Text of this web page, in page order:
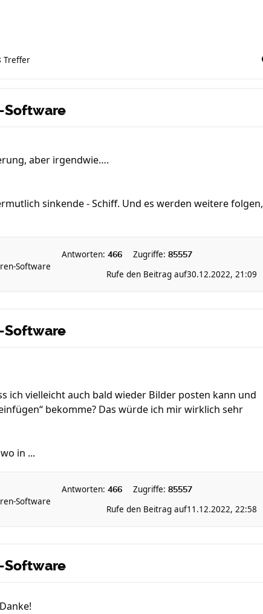
Treffer
Software
aber irgendwie….
sinkende - Schiff. Und es werden weitere folgen,
Software
Antworten: 466 Zugriffe: 85557
30.12.2022, 21:09
Rufe den Beitrag auf
Software
ich vielleicht auch bald wieder Bilder posten kann und
bekomme? Das würde ich mir wirklich sehr
in ...
Software
Antworten: 466 Zugriffe: 85557
11.12.2022, 22:58
Rufe den Beitrag auf
Software
Danke!